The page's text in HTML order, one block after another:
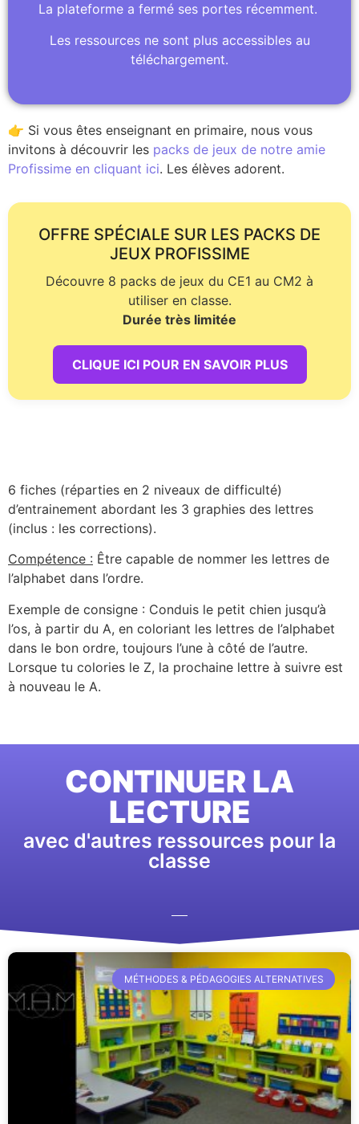
La plateforme a fermé ses portes récemment.
Les ressources ne sont plus accessibles au
téléchargement.
👉 Si vous êtes enseignant en primaire, nous vous
invitons à découvrir les packs de jeux de notre amie
Profissime en cliquant ici. Les élèves adorent.
OFFRE SPÉCIALE SUR LES PACKS DE
JEUX PROFISSIME
Découvre 8 packs de jeux du CE1 au CM2 à
utiliser en classe.
Durée très limitée
CLIQUE ICI POUR EN SAVOIR PLUS
6 fiches (réparties en 2 niveaux de difficulté)
d’entrainement abordant les 3 graphies des lettres
(inclus : les corrections).
Compétence : Être capable de nommer les lettres de
l’alphabet dans l’ordre.
Exemple de consigne : Conduis le petit chien jusqu’à
l’os, à partir du A, en coloriant les lettres de l’alphabet
dans le bon ordre, toujours l’une à côté de l’autre.
Lorsque tu colories le Z, la prochaine lettre à suivre est
à nouveau le A.
CONTINUER LA
LECTURE
avec d'autres ressources pour la
classe
MÉTHODES & PÉDAGOGIES ALTERNATIVES